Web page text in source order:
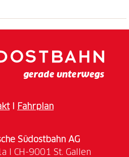
I Fahrplan
Südostbahn AG